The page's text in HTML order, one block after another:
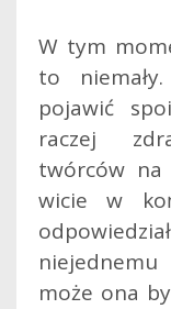
W tym
to
pojawić
raczej
twórców na
wicie w
niejednemu
może ona